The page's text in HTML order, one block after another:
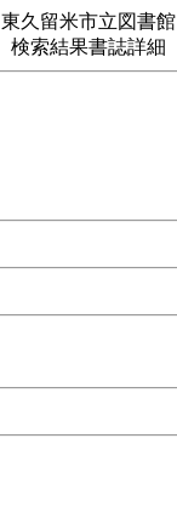
東久留米市立図書館
検索結果書誌詳細